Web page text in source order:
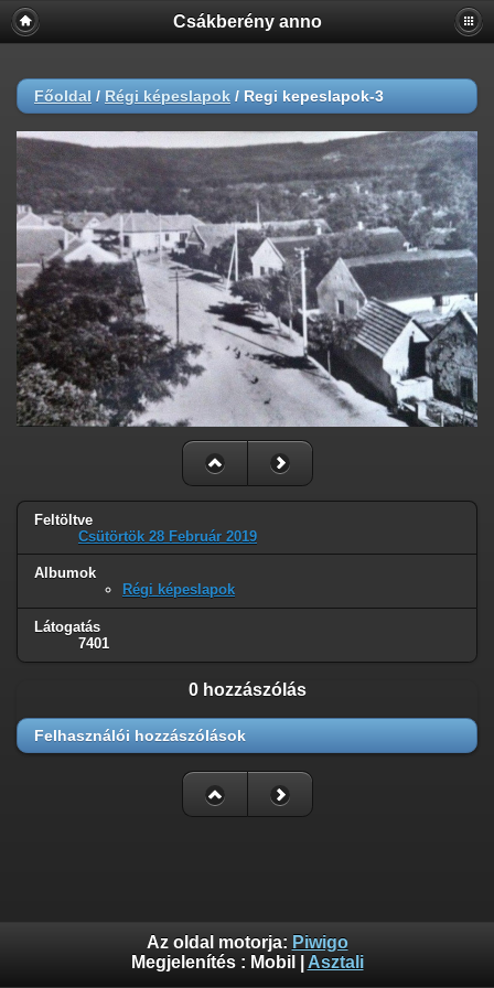
Csákberény anno
Főoldal / Régi képeslapok / Regi kepeslapok-3
Feltöltve
Csütörtök 28 Február 2019
Albumok
Régi képeslapok
Látogatás
7401
0 hozzászólás
Felhasználói hozzászólások
Az oldal motorja: Piwigo
Megjelenítés : Mobil Asztali